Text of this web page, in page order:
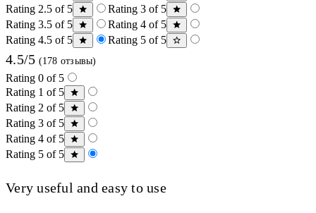
Rating 2.5 of 5
Rating 3 of 5
Rating 3.5 of 5
Rating 4 of 5
Rating 4.5 of 5
Rating 5 of 5
4.5/5 (178 отзывы)
Rating 0 of 5
Rating 1 of 5
Rating 2 of 5
Rating 3 of 5
Rating 4 of 5
Rating 5 of 5
Very useful and easy to use